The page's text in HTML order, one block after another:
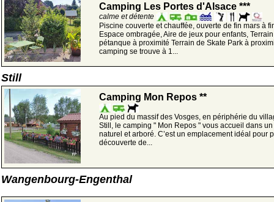
Camping Les Portes d'Alsace ***
calme et détente
Piscine couverte et chauffée, ouverte de fin mars à
Espace ombragée, Aire de jeux pour enfants,
pétanque à proximité Terrain de Skate Park à
camping se trouve à 1...
Still
Camping Mon Repos **
Au pied du massif des Vosges, en périphérie du
Still, le camping " Mon Repos " vous accueil dans
naturel et arboré. C’est un emplacement idéal pour
découverte de...
Wangenbourg-Engenthal